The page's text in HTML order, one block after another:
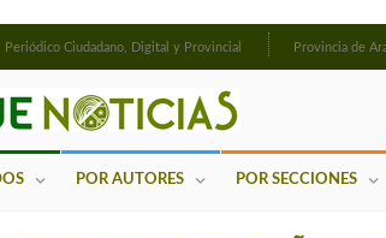
Periódico Ciudadano, Digital y Provincial Provincia de
POR AUTORES POR SECCIONES